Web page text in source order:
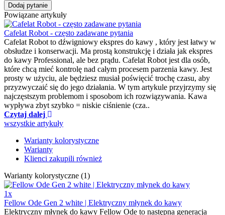
Dodaj pytanie
Powiązane artykuły
Cafelat Robot - często zadawane pytania
Cafelat Robot to dźwigniowy ekspres do kawy , który jest łatwy w
obsłudze i konserwacji. Ma prostą konstrukcję i działa jak ekspres
do kawy Professional, ale bez prądu. Cafelat Robot jest dla osób,
które chcą mieć kontrolę nad całym procesem parzenia kawy. Jest
prosty w użyciu, ale będziesz musiał poświęcić trochę czasu, aby
przyzwyczaić się do jego działania. W tym artykule przyjrzymy się
najczęstszym problemom i sposobom ich rozwiązywania. Kawa
wypływa zbyt szybko = niskie ciśnienie (cza..
Czytaj dalej
wszystkie artykuły
Warianty kolorystyczne
Warianty
Klienci zakupili również
Warianty kolorystyczne (1)
1x
Fellow Ode Gen 2 white | Elektryczny młynek do kawy
Elektryczny młynek do kawy Fellow Ode to następna generacja